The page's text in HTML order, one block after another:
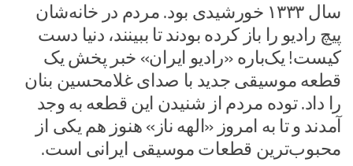
سال ۱۳۳۳ خورشیدی بود. مردم در خانه‌شان
پیچ رادیو را باز کرده بودند تا ببینند، دنیا دست
کیست! یک‌باره «رادیو ایران» خبر پخش یک
قطعه موسیقی جدید با صدای غلامحسین بنان
را داد. توده مردم از شنیدن این قطعه به وجد
آمدند و تا به امروز «الهه ناز» هنوز هم یکی از
محبوب‌ترین قطعات موسیقی ایرانی است.